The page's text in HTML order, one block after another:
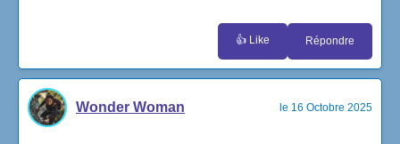
👍 Like Répondre
Wonder Woman le 16 Octobre 2025